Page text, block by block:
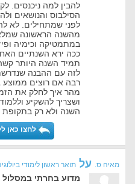
להבין למה ניכנסים.
הסילבוס והנושאים
לפני שמתחילים. לא
מהשנה הראשונה
במתמטיקה וכימיה
ככה ירא השנתיים
תמיד השנה היותר
לזה עם ההבנה
רבה אם רוצים ממוצע
מהר איך לחלק את
ושצריך להשקיע
השנה ולא רק בתקופת
לחצו כאן
מאיה ס. על תואר ראשון לימודי
מדוע בחרתי במסלול